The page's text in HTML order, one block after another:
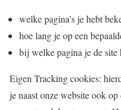
welke pagina’s je hebt
hoe lang je op een
bij welke pagina je de site
Eigen Tracking cookies:
je naast onze website ook